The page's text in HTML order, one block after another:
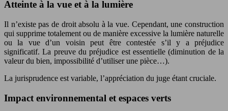
Atteinte à la vue et à la lumière
Il n’existe pas de droit absolu à la vue. Cependant, une construction
qui supprime totalement ou de manière excessive la lumière naturelle
ou la vue d’un voisin peut être contestée s’il y a préjudice
significatif. La preuve du préjudice est essentielle (diminution de la
valeur du bien, impossibilité d’utiliser une pièce…).
La jurisprudence est variable, l’appréciation du juge étant cruciale.
Impact environnemental et espaces verts